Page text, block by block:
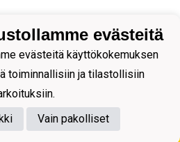
evästeitä
evästeitä käyttökokemuksen
toiminnallisiin ja tilastollisiin
Vain pakolliset